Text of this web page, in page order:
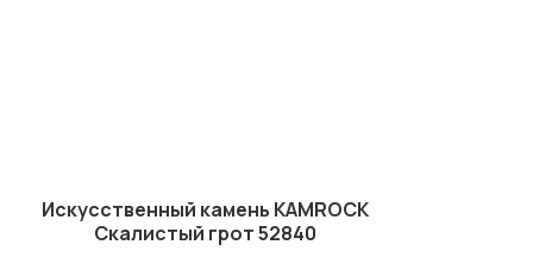
Искусственный камень KAMROCK
Скалистый грот 52840